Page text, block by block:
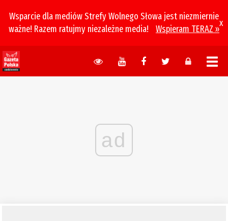
Wsparcie dla mediów Strefy Wolnego Słowa jest niezmiernie
ważne! Razem ratujmy niezależne media!
Wspieram TERAZ »
x
ad